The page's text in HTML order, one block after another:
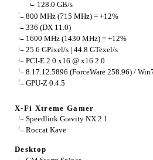
128.0 GB/s
800 MHz (715 MHz) = +12%
336 (DX 11.0)
1600 MHz (1430 MHz) = +12%
25.6 GPixel/s | 44.8 GTexel/s
PCI-E 2.0 x16 @ x16 2.0
8.17.12.5896 (ForceWare 258.96) /
GPU-Z 0.4.5
X-Fi Xtreme Gamer
Speedlink Gravity NX 2.1
Roccat Kave
Desktop